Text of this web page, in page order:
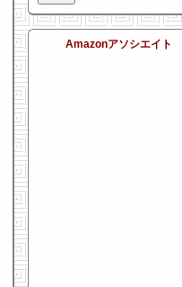
Amazonアソシエイト